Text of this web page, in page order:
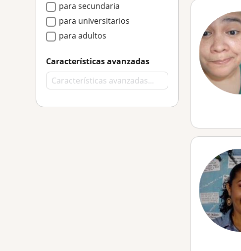
para secundaria
para universitarios
para adultos
Características avanzadas